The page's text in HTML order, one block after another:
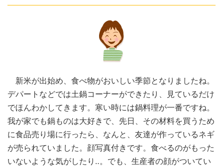
新米が出始め、食べ物がおいしい季節となりましたね。
デパートなどでは土鍋コーナーができたり、見ているだけ
でほんわかしてきます。寒い時には鍋料理が一番ですね。
我が家でも鍋ものは大好きで、先日、その材料を買うため
に食品売り場に行ったら、なんと、友達が作っているネギ
が売られていました。顔写真付きです。食べるのがもった
いないような気がしたり‥。でも、生産者の顔がついてい